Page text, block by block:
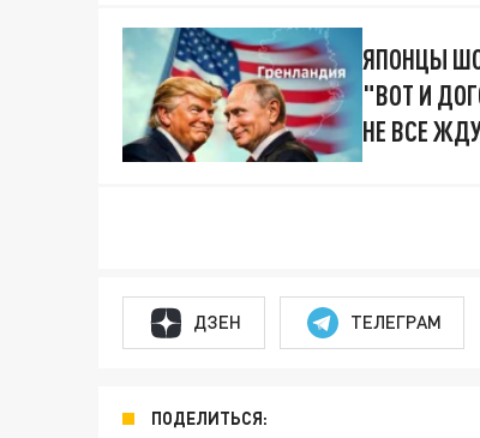
ЯПОНЦЫ
"ВОТ И
НЕ ВСЕ
ДЗЕН ТЕЛЕГРАМ
ПОДЕЛИТЬСЯ: